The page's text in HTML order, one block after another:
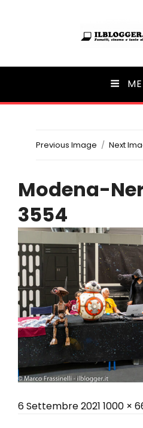
Ilblogger.it
Il portalino di blog |
Previous Image Next
Modena-
3554
Posted
6 Settembre 2021 Full
1000 ×